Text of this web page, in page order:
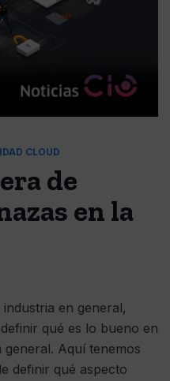
CLOUD
de
en la
en general,
qué es lo bueno en
general. Aquí tenemos
definir qué aspecto